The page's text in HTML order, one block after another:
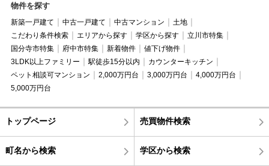
物件を探す
新築一戸建て 中古一戸建て 中古マンション
土地
こだわり条件検索
エリアから探す 学区から探す
立川市特集
国分寺市特集
府中市特集 新着物件
値下げ物件
3LDK以上ファミリー
駅徒歩15分以内
カウンターキッチン
ペット相談可マンション
2,000万円台 3,000万円台
4,000万円台
5,000万円台
トップページ 売買物件検索
町名から検索 学区から検索